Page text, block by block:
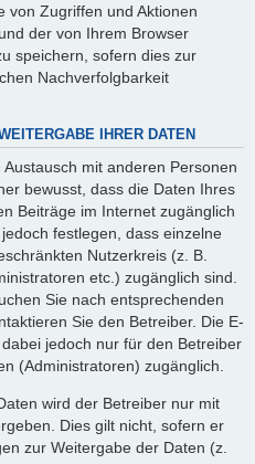
von Zugriffen und Aktionen
der von Ihrem Browser
speichern, sofern dies zur
Nachverfolgbarkeit
IHRER DATEN
mit anderen Personen
bewusst, dass die Daten Ihres
Beiträge im Internet zugänglich
festlegen, dass einzelne
Nutzerkreis (z. B.
etc.) zugänglich sind.
Sie nach entsprechenden
Sie den Betreiber. Die E-
jedoch nur für den Betreiber
(Administratoren) zugänglich.
wird der Betreiber nur mit
Dies gilt nicht, sofern er
zur Weitergabe der Daten (z.